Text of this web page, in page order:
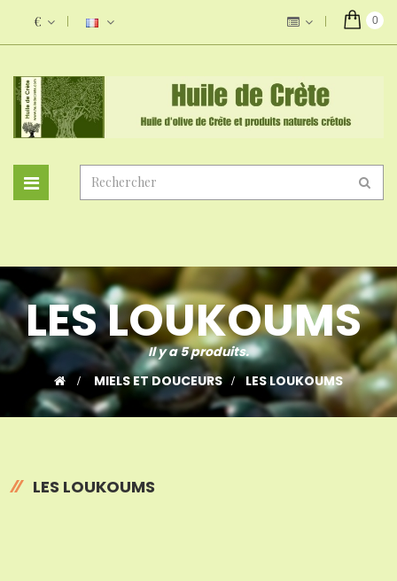
€ 0
Basculer
la
/ MIELS ET DOUCEURS / LES LOUKOUMS
LES LOUKOUMS
LES LOUKOUMS
Il y a 5 produits.